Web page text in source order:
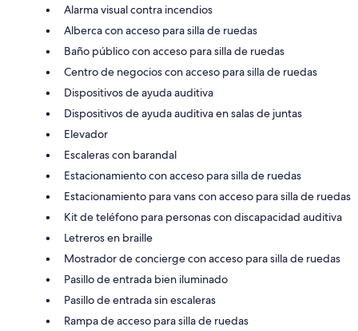
Alarma visual contra incendios
Alberca con acceso para silla de ruedas
Baño público con acceso para silla de ruedas
Centro de negocios con acceso para silla de ruedas
Dispositivos de ayuda auditiva
Dispositivos de ayuda auditiva en salas de juntas
Elevador
Escaleras con barandal
Estacionamiento con acceso para silla de ruedas
Estacionamiento para vans con acceso para silla de ruedas
Kit de teléfono para personas con discapacidad auditiva
Letreros en braille
Mostrador de concierge con acceso para silla de ruedas
Pasillo de entrada bien iluminado
Pasillo de entrada sin escaleras
Rampa de acceso para silla de ruedas